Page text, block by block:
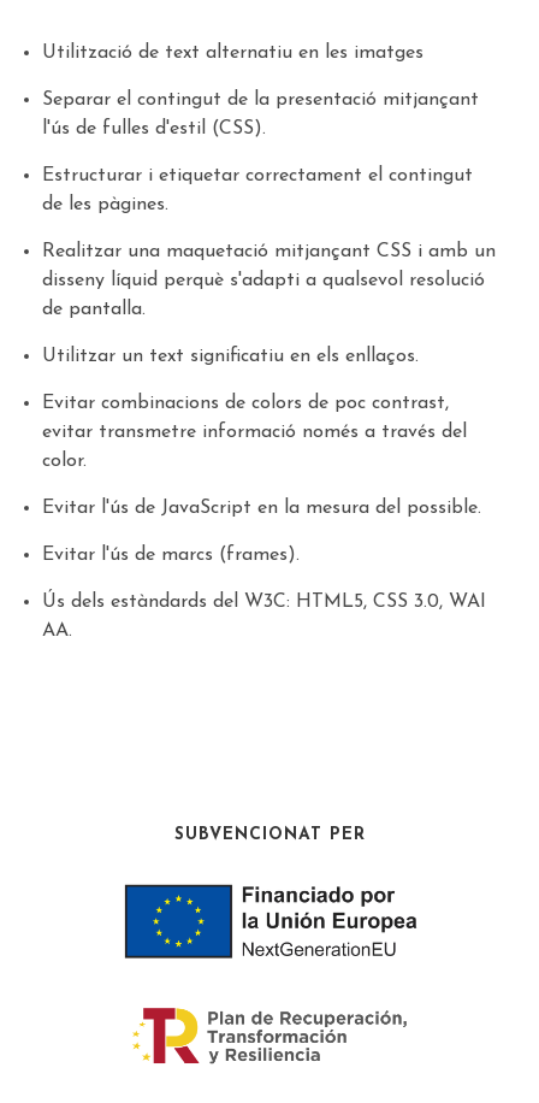
Utilització de text alternatiu en les imatges
Separar el contingut de la presentació mitjançant
l'ús de fulles d'estil (CSS).
Estructurar i etiquetar correctament el contingut
de les pàgines.
Realitzar una maquetació mitjançant CSS i amb un
disseny líquid perquè s'adapti a qualsevol resolució
de pantalla.
Utilitzar un text significatiu en els enllaços.
Evitar combinacions de colors de poc contrast,
evitar transmetre informació només a través del
color.
Evitar l'ús de JavaScript en la mesura del possible.
Evitar l'ús de marcs (frames).
Ús dels estàndards del W3C: HTML5, CSS 3.0, WAI
AA.
SUBVENCIONAT PER